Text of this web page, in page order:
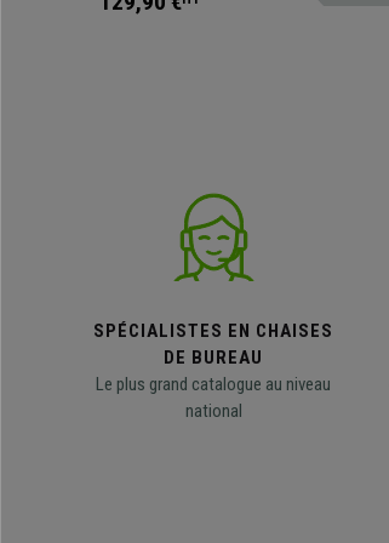
SPÉCIALISTES EN CHAISES
DE BUREAU
Le plus grand catalogue au niveau
national